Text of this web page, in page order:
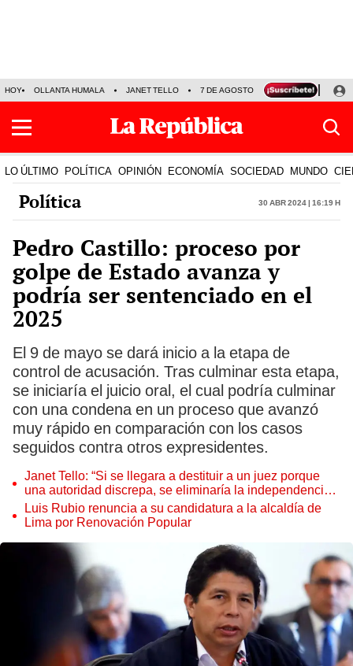
HOY OLLANTA HUMALA JANET TELLO 7 DE AGOSTO TINKA RESULTADOS
LO ÚLTIMO POLÍTICA OPINIÓN ECONOMÍA SOCIEDAD MUNDO
Política 30 Abr 2024 | 16:19 h
Pedro Castillo: proceso por
golpe de Estado avanza y
podría ser sentenciado en el
2025
El 9 de mayo se dará inicio a la etapa de
control de acusación. Tras culminar esta etapa,
se iniciaría el juicio oral, el cual podría culminar
con una condena en un proceso que avanzó
muy rápido en comparación con los casos
seguidos contra otros expresidentes.
Janet Tello: “Si se llegara a destituir a un juez porque
una autoridad discrepa, se eliminaría la independencia
judicial”
Luis Rubio renuncia a su candidatura a la alcaldía de
Lima por Renovación Popular